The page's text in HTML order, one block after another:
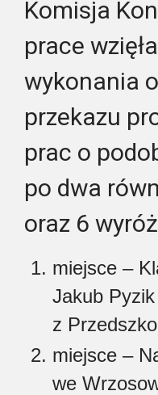
Komisja
prace
wykonania
przekazu
prac o
po dwa
oraz 6
miejsce –
Jakub Pyzik
z
miejsce –
we